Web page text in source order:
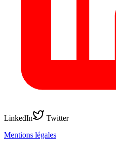
LinkedIn
Twitter
Mentions légales